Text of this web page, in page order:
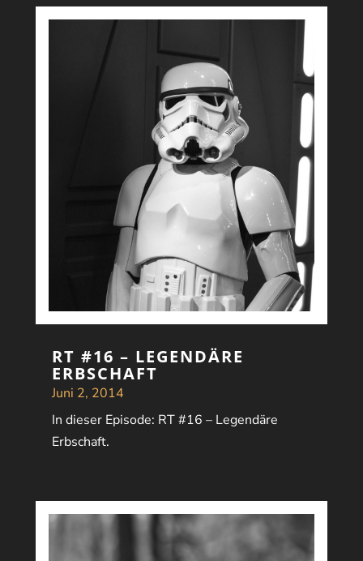
RT #16 – LEGENDÄRE
ERBSCHAFT
Juni 2, 2014
In dieser Episode: RT #16 – Legendäre
Erbschaft.